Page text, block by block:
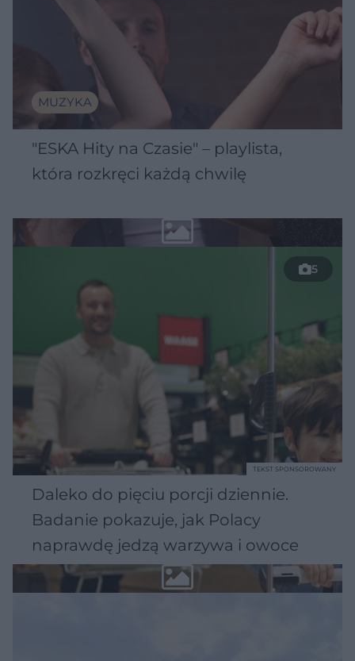
MUZYKA
"ESKA Hity na Czasie" – playlista,
która rozkręci każdą chwilę
5
Daleko do pięciu porcji dziennie.
Badanie pokazuje, jak Polacy
naprawdę jedzą warzywa i owoce
TEKST SPONSOROWANY